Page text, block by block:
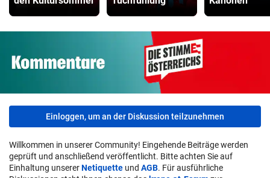
Einloggen, um an der Diskussion teilzunehmen
Willkommen in unserer Community! Eingehende Beiträge werden
geprüft und anschließend veröffentlicht. Bitte achten Sie auf
Einhaltung unsererNetiquette und AGB. Für ausführliche